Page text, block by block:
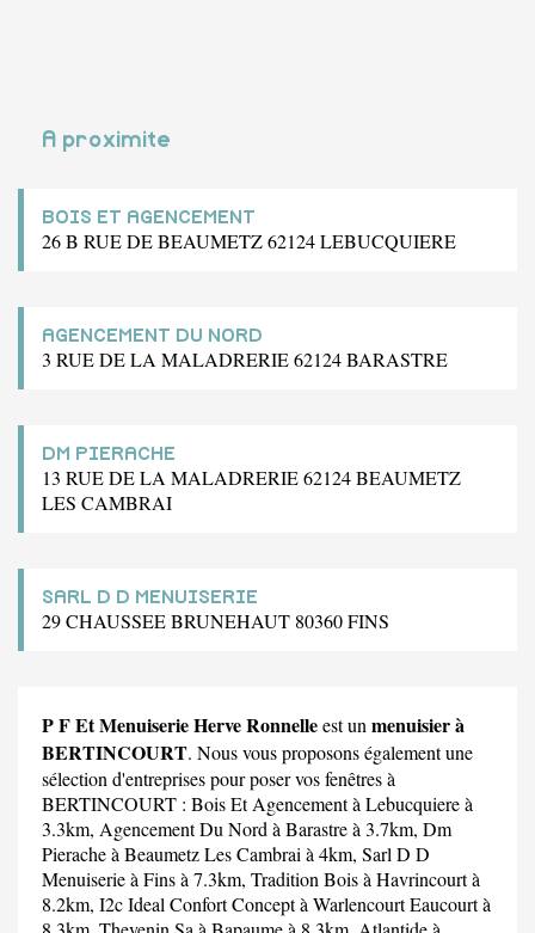
A proximite
BOIS ET AGENCEMENT
26 B RUE DE BEAUMETZ 62124 LEBUCQUIERE
AGENCEMENT DU NORD
3 RUE DE LA MALADRERIE 62124 BARASTRE
DM PIERACHE
13 RUE DE LA MALADRERIE 62124 BEAUMETZ
LES CAMBRAI
SARL D D MENUISERIE
29 CHAUSSEE BRUNEHAUT 80360 FINS
P F Et Menuiserie Herve Ronnelleest un menuisier à
BERTINCOURT. Nous vous proposons également une
sélection d'entreprises pour poser vos fenêtres à
BERTINCOURT : Bois Et Agencementà Lebucquiere à
3.3km, Agencement Du Nord à Barastre à 3.7km, Dm
Pieracheà Beaumetz Les Cambrai à 4km, Sarl D D
Menuiserieà Fins à 7.3km, Tradition Boisà Havrincourt à
8.2km, I2c Ideal Confort Conceptà Warlencourt Eaucourt à